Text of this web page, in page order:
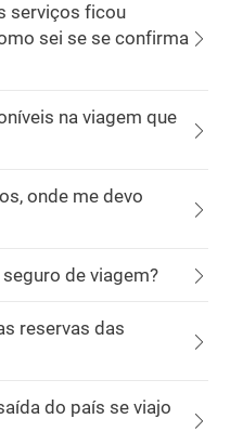
serviços ficou
sei se se confirma
na viagem que
onde me devo
de viagem?
reservas das
do país se viajo